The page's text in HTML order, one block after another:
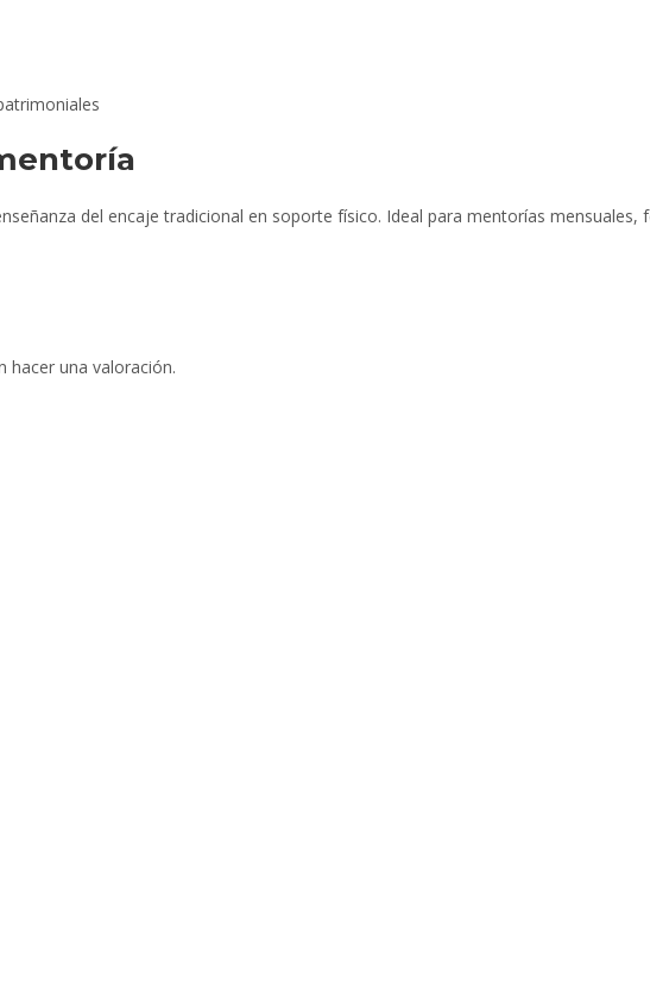
del encaje tradicional en soporte físico. Ideal para mentorías mensuales,
hacer una valoración.